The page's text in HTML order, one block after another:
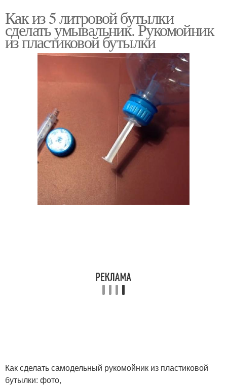
Как из 5 литровой бутылки
сделать умывальник. Рукомойник
из пластиковой бутылки
Как сделать самодельный рукомойник из пластиковой
бутылки: фото,